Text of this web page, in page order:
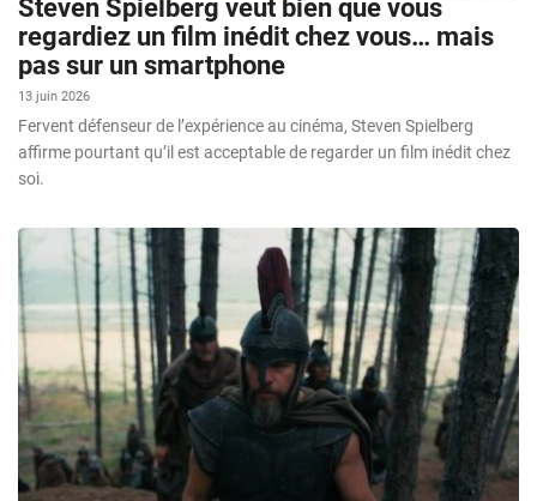
Steven Spielberg veut bien que vous
regardiez un film inédit chez vous… mais
pas sur un smartphone
13 juin 2026
Fervent défenseur de l’expérience au cinéma, Steven Spielberg
affirme pourtant qu’il est acceptable de regarder un film inédit chez
soi.